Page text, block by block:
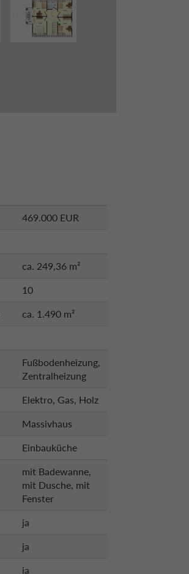
469.000 EUR
ca. 249,36 m²
10
ca. 1.490 m²
Fußbodenheizung,
Zentralheizung
Elektro, Gas, Holz
Massivhaus
Einbauküche
mit Badewanne,
mit Dusche, mit
Fenster
ja
ja
ja